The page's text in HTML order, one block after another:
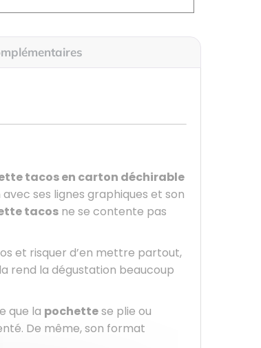
tacos en carton déchirable
ses lignes graphiques et son
tacos ne se contente pas
et risquer d’en mettre partout,
rend la dégustation beaucoup
que la pochettese plie ou
De même, son format